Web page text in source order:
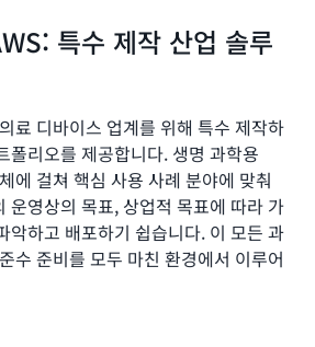
특수 제작 산업 솔루
료 디바이스 업계를 위해 특수 제작하
폴리오를 제공합니다. 생명 과학용
에 걸쳐 핵심 사용 사례 분야에 맞춰
운영상의 목표, 상업적 목표에 따라 가
악하고 배포하기 쉽습니다. 이 모든 과
수 준비를 모두 마친 환경에서 이루어